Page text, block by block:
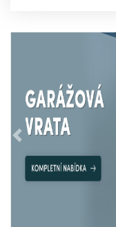
Předchozí